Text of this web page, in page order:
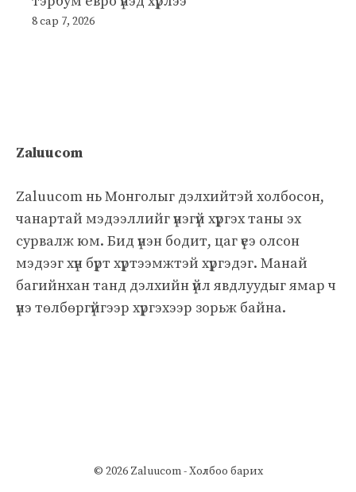
8 сар 7, 2026
Zaluucom
Zaluucom нь Монголыг дэлхийтэй холбосон,
чанартай мэдээллийг үнэгүй хүргэх таны эх
сурвалж юм. Бид үнэн бодит, цаг үеэ олсон
мэдээг хүн бүрт хүртээмжтэй хүргэдэг. Манай
багийнхан танд дэлхийн үйл явдлуудыг ямар ч
үнэ төлбөргүйгээр хүргэхээр зорьж байна.
© 2026 Zaluucom -Холбоо барих